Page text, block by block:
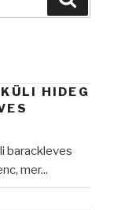
HIDEG
barackleves
mer...